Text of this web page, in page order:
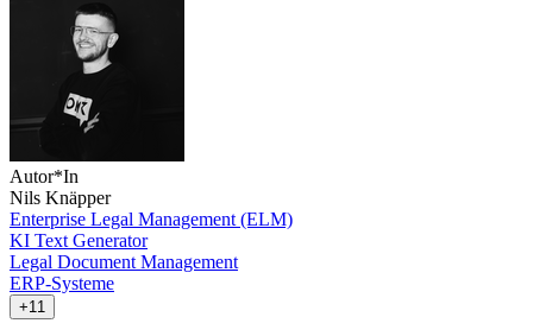
Autor*In
Nils Knäpper
Enterprise Legal Management (ELM)
KI Text Generator
Legal Document Management
ERP-Systeme
+11